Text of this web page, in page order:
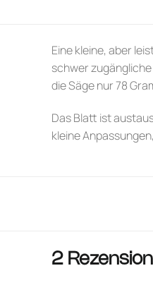
Eine kleine, aber
schwer
die Säge nur 78
Das Blatt ist
kleine
2